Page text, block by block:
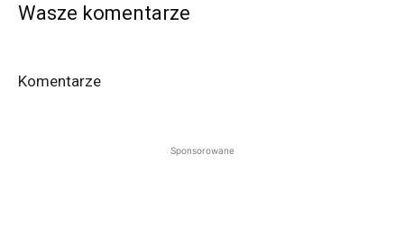
Wasze komentarze
Komentarze
Sponsorowane